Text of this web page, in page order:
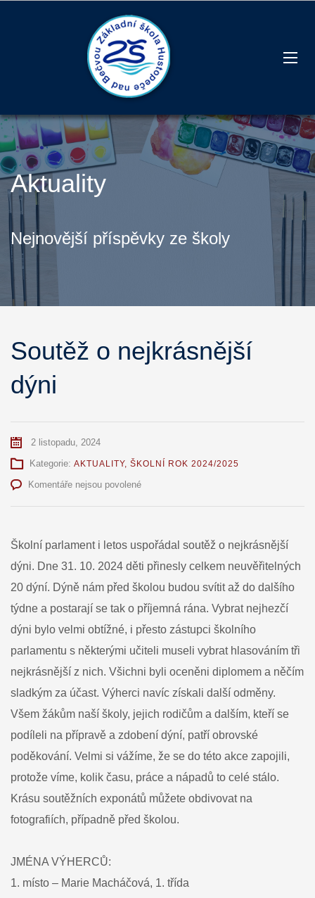
Aktuality
Nejnovější příspěvky ze školy
Soutěž o nejkrásnější
dýni
2 listopadu, 2024
Kategorie: AKTUALITY, ŠKOLNÍ ROK 2024/2025
Komentáře nejsou povolenéu
Soutěž
o
nejkrásnější
dýni
Školní parlament i letos uspořádal soutěž o nejkrásnější
dýni. Dne 31. 10. 2024 děti přinesly celkem neuvěřitelných
20 dýní. Dýně nám před školou budou svítit až do dalšího
týdne a postarají se tak o příjemná rána. Vybrat nejhezčí
dýni bylo velmi obtížné, i přesto zástupci školního
parlamentu s některými učiteli museli vybrat hlasováním tři
nejkrásnější z nich. Všichni byli oceněni diplomem a něčím
sladkým za účast. Výherci navíc získali další odměny.
Všem žákům naší školy, jejich rodičům a dalším, kteří se
podíleli na přípravě a zdobení dýní, patří obrovské
poděkování. Velmi si vážíme, že se do této akce zapojili,
protože víme, kolik času, práce a nápadů to celé stálo.
Krásu soutěžních exponátů můžete obdivovat na
fotografiích, případně před školou.
JMÉNA VÝHERCŮ:
1. místo – Marie Macháčová, 1. třída